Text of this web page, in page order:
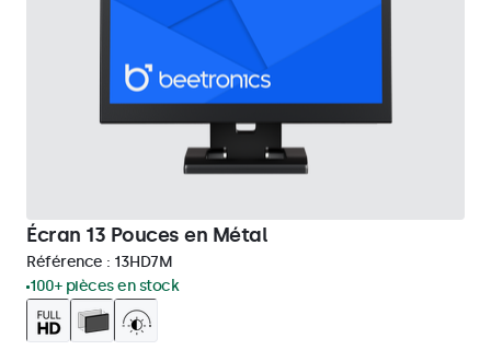
Écran 13 Pouces en Métal
Référence : 13HD7M
100+ pièces en stock